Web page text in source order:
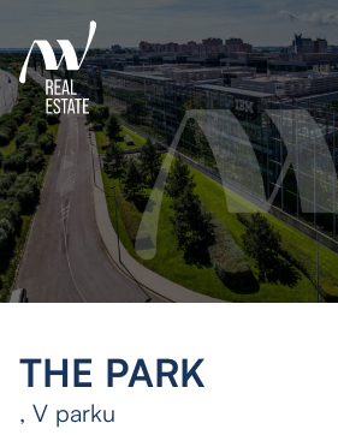
THE PARK
, V parku